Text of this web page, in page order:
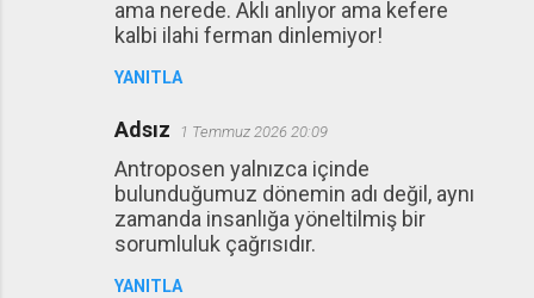
ama nerede. Aklı anlıyor ama kefere
kalbi ilahi ferman dinlemiyor!
YANITLA
Adsız 1 Temmuz 2026 20:09
Antroposen yalnızca içinde
bulunduğumuz dönemin adı değil, aynı
zamanda insanlığa yöneltilmiş bir
sorumluluk çağrısıdır.
YANITLA